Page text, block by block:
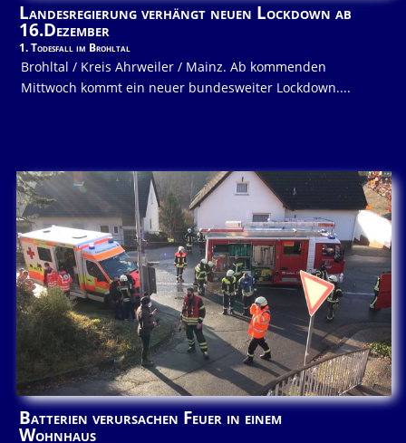
Landesregierung verhängt neuen Lockdown ab
16.Dezember
1. Todesfall im Brohltal
Brohltal / Kreis Ahrweiler / Mainz. Ab kommenden
Mittwoch kommt ein neuer bundesweiter Lockdown....
Batterien verursachen Feuer in einem
Wohnhaus